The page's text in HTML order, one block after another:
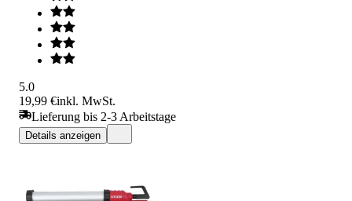
5.0
19,99 €inkl. MwSt.
Lieferung bis 2-3 Arbeitstage
Details anzeigen